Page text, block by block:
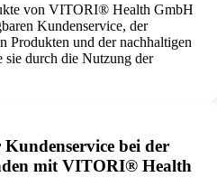
von VITORI® Health GmbH
Kundenservice, der
Produkten und der nachhaltigen
sie durch die Nutzung der
bei der
mit VITORI® Health